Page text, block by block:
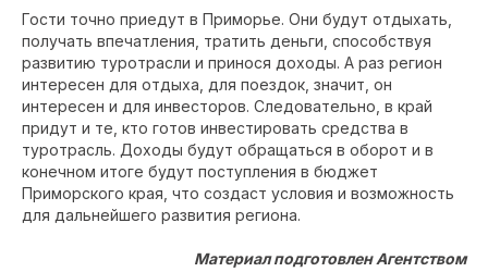
Гости точно приедут в Приморье. Они будут отдыхать,
получать впечатления, тратить деньги, способствуя
развитию туротрасли и принося доходы. А раз регион
интересен для отдыха, для поездок, значит, он
интересен и для инвесторов. Следовательно, в край
придут и те, кто готов инвестировать средства в
туротрасль. Доходы будут обращаться в оборот и в
конечном итоге будут поступления в бюджет
Приморского края, что создаст условия и возможность
для дальнейшего развития региона.
Материал подготовлен Агентством